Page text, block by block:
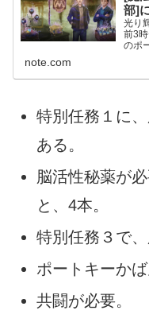
部]
光り
前3
のポ
任...
note.com
特別任務１に
ある。
脳活性秘薬が
と、4本。
特別任務３で
ポートキーかば
共闘が必要。